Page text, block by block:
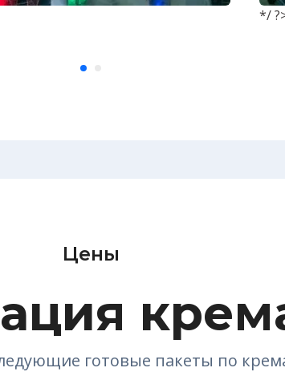
*/
Цены
готовые пакеты по